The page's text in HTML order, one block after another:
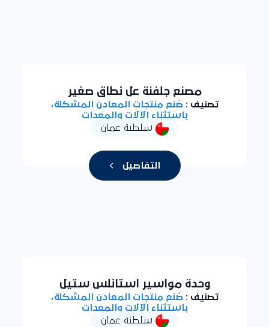
مصنع جلفنة عل نطاق صغير
تصنيف : صُنع منتجات المعادن المشكلة،
باستثناء الآلات والمعدات
سلطنة عمان
التفاصيل
وحدة مواسير استانلس ستيل
تصنيف : صُنع منتجات المعادن المشكلة،
باستثناء الآلات والمعدات
سلطنة عمان